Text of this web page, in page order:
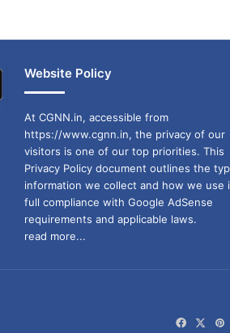
Website Policy
At CGNN.in, accessible from
https://www.cgnn.in, the privacy of our
visitors is one of our top priorities. This
Privacy Policy document outlines the
information we collect and how we use
full compliance with Google AdSense
requirements and applicable laws.
read more...